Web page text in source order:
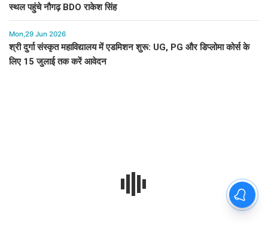
स्थल पहुंचे नौगढ़ BDO राकेश सिंह
Mon,29 Jun 2026
श्री दुर्गा संस्कृत महाविद्यालय में एडमिशन शुरू: UG, PG और डिप्लोमा कोर्स के
लिए 15 जुलाई तक करें आवेदन